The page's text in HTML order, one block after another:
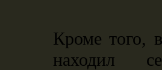
Кроме того,
находил